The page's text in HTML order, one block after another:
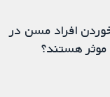
افراد مسن در
موثر هستند؟